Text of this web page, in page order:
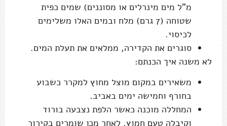
מ"ל מים מינרלים או מסוננים) שמים כפית
שטוחה (7 גרם) מלח ובמים האלו משלימים
לכיסוי.
סוגרים את הקדירה, ממלאים את תעלת המים.
לא משנה איך הכנתם:
משאירים במקום מוצל מחוץ למקרר כשבוע
בחורף וחמישה ימים באביב.
המחללה מוכנה כאשר הלפת נצבעה בורוד
וקיבלה טעם חמוץ. לאחר מכן שומרים בקירור